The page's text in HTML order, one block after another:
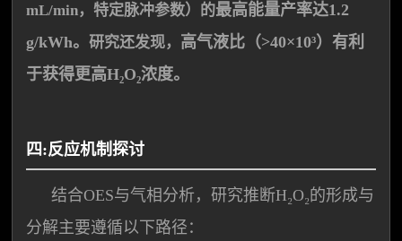
mL/min，特定脉冲参数）的最高能量产率达1.2
g/kWh。研究还发现， 高气液比（>40×10³）有利
于获得更高H₂O₂浓度。
四:反应机制探讨
结合OES与气相分析，研究推断H₂O₂的形成与
分解主要遵循以下路径：